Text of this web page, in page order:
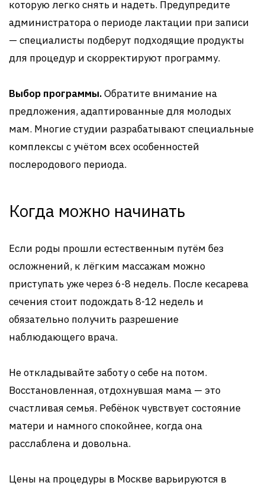
которую легко снять и надеть. Предупредите
администратора о периоде лактации при записи
— специалисты подберут подходящие продукты
для процедур и скорректируют программу.
Выбор программы.Обратите внимание на
предложения, адаптированные для молодых
мам. Многие студии разрабатывают специальные
комплексы с учётом всех особенностей
послеродового периода.
Когда можно начинать
Если роды прошли естественным путём без
осложнений, к лёгким массажам можно
приступать уже через 6-8 недель. После кесарева
сечения стоит подождать 8-12 недель и
обязательно получить разрешение
наблюдающего врача.
Не откладывайте заботу о себе на потом.
Восстановленная, отдохнувшая мама — это
счастливая семья. Ребёнок чувствует состояние
матери и намного спокойнее, когда она
расслаблена и довольна.
Цены на процедуры в Москве варьируются в